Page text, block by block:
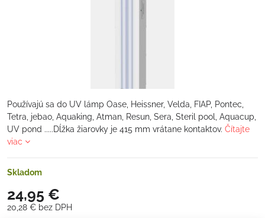
Používajú sa do UV lámp Oase, Heissner, Velda, FIAP, Pontec,
Tetra, jebao, Aquaking, Atman, Resun, Sera, Steril pool, Aquacup,
UV pond .....Dĺžka žiarovky je 415 mm vrátane kontaktov. Čítajte
viac
Skladom
24,95 €
20,28 € bez DPH